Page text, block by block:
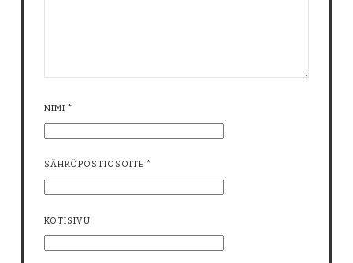
NIMI *
SÄHKÖPOSTIOSOITE *
KOTISIVU